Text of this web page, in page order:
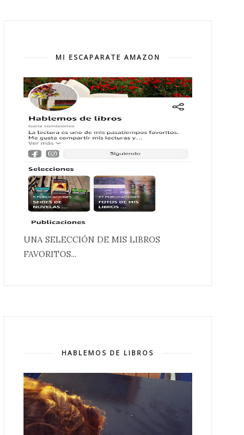
MI ESCAPARATE AMAZON
UNA SELECCIÓN DE MIS LIBROS
FAVORITOS...
HABLEMOS DE LIBROS